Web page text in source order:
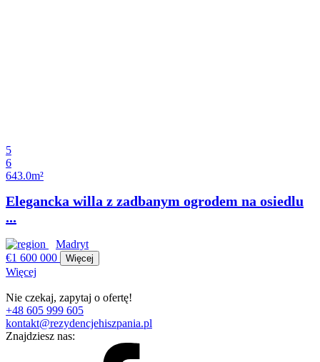
5
6
643.0m²
Elegancka willa z zadbanym ogrodem na osiedlu
...
Madryt
€1 600 000
Więcej
Więcej
Nie czekaj, zapytaj o ofertę!
+48 605 999 605
kontakt@rezydencjehiszpania.pl
Znajdziesz nas: